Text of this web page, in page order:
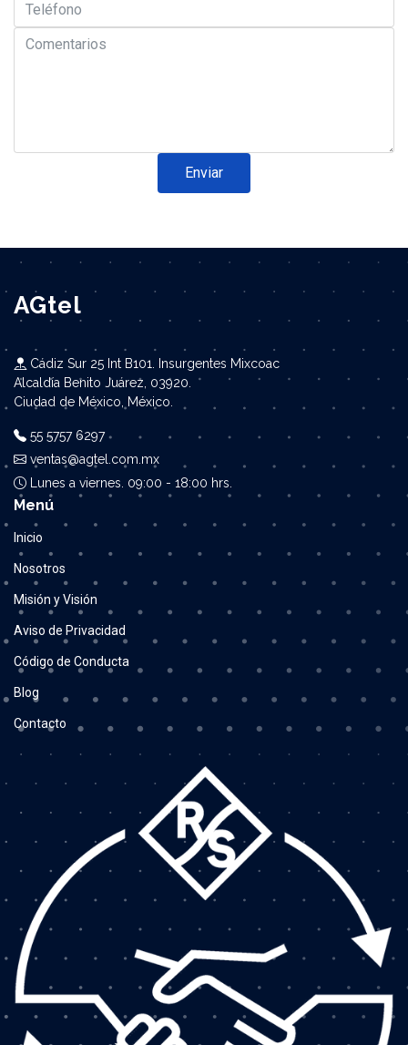
Enviar
AGtel
Cádiz Sur 25 Int B101. Insurgentes Mixcoac
Alcaldía Benito Juárez, 03920.
Ciudad de México, México.
55 5757 6297
ventas@agtel.com.mx
Lunes a viernes. 09:00 - 18:00 hrs.
Menú
Inicio
Nosotros
Misión y Visión
Aviso de Privacidad
Código de Conducta
Blog
Contacto